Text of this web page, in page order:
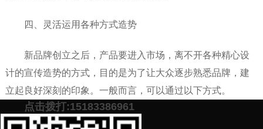
四、灵活运用各种方式造势
新品牌创立之后，产品要进入市场，离不开各种精心设
计的宣传造势的方式，目的是为了让大众逐步熟悉品牌，建
立起良好深刻的印象。一般而言，可以通过以下方式。
如果您近期也有品牌推广的计划，加下面微信，免费帮
点击拨打:15183386961